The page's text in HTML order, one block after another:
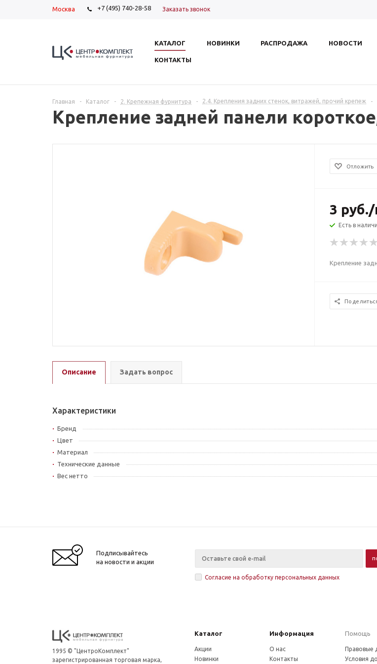
Москва +7 (495) 740-28-58 Заказать звонок
КАТАЛОГ НОВИНКИ РАСПРОДАЖА НОВОСТИ
КОНТАКТЫ
Главная - Каталог - 2. Крепежная фурнитура - 2.4. Крепления задних стенок, витражей, прочий крепеж -
Крепление задней панели
Отложить
3 руб.
Есть в
Крепление
Описание Задать вопрос
Характеристики
Бренд
Цвет
Материал
Технические данные
Вес нетто
Подписывайтесь
на новости и акции
Согласие на обработку персональных данных
1995 © "ЦентроКомплект"
зарегистрированная торговая марка,
Каталог Информация Помощь
Акции
Новинки
О нас
Контакты
Правовые
Условия